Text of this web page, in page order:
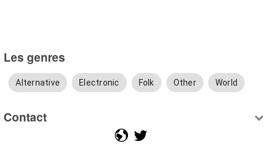
Les genres
Alternative Electronic Folk Other World
Contact